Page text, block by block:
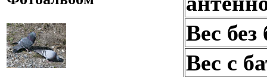
Вес без
Вес с